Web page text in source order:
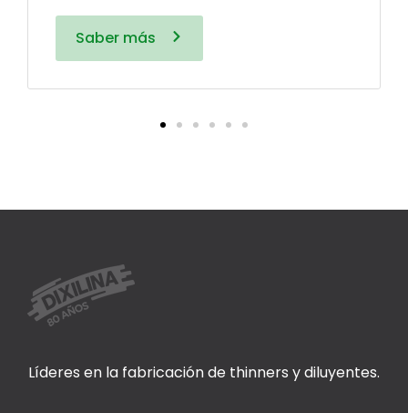
Saber más
Líderes en la fabricación de thinners y diluyentes.